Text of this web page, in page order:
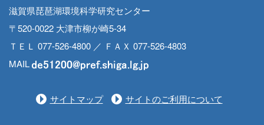
滋賀県琵琶湖環境科学研究センター
〒520-0022 大津市柳が崎5-34
ＴＥＬ 077-526-4800 ／ ＦＡＸ 077-526-4803
MAIL
サイトマップ サイトのご利用について